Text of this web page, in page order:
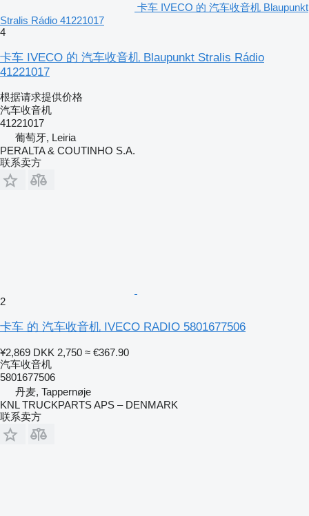
卡车 IVECO 的 汽车收音机 Blaupunkt
Stralis Rádio 41221017
4
卡车 IVECO 的 汽车收音机 Blaupunkt Stralis Rádio
41221017
根据请求提供价格
汽车收音机
41221017
葡萄牙, Leiria
PERALTA & COUTINHO S.A.
联系卖方
2
卡车 的 汽车收音机 IVECO RADIO 5801677506
¥2,869 DKK 2,750 ≈ €367.90
汽车收音机
5801677506
丹麦, Tappernøje
KNL TRUCKPARTS APS – DENMARK
联系卖方